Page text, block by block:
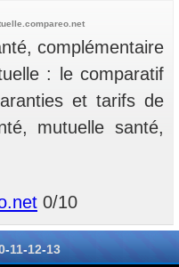
complémentaire
: le comparatif
et tarifs de
mutuelle santé,
0/10
-11-12-13